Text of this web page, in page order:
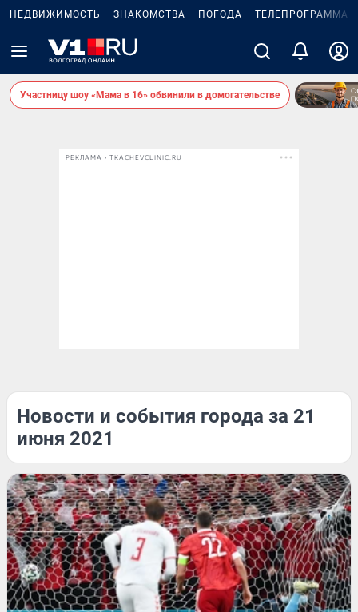
НЕДВИЖИМОСТЬ ЗНАКОМСТВА ПОГОДА ТЕЛЕПРОГРАММА
Участницу шоу «Мама в 16» обвинили в домогательстве
РЕКЛАМА • TKACHEVCLINIC.RU
Новости и события города за 21
июня 2021